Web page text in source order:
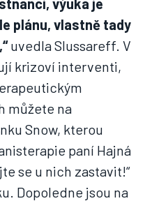
výuka je
plánu, vlastně tady
uvedla Slussareff. V
krizoví interventi,
můžete na
Snow, kterou
paní Hajná
se u nich zastavit!“
Dopoledne jsou na